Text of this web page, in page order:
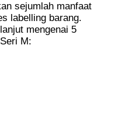
sejumlah manfaat
labelling barang.
mengenai 5
M: